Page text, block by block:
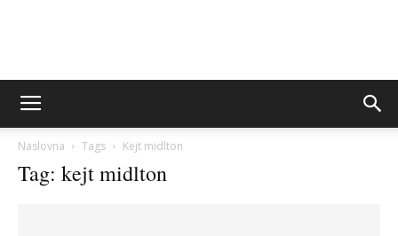
Sito&Rešeto
Naslovna Tags Kejt midlton
Tag: kejt midlton